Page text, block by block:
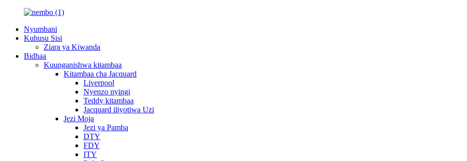
Nyumbani
Kuhusu Sisi
Ziara ya Kiwanda
Bidhaa
Kuunganishwa kitambaa
Kitambaa cha Jacquard
Liverpool
Nyenzo nyingi
Teddy kitambaa
Jacquard iliyotiwa Uzi
Jezi Moja
Jezi ya Pamba
DTY
FDY
ITY